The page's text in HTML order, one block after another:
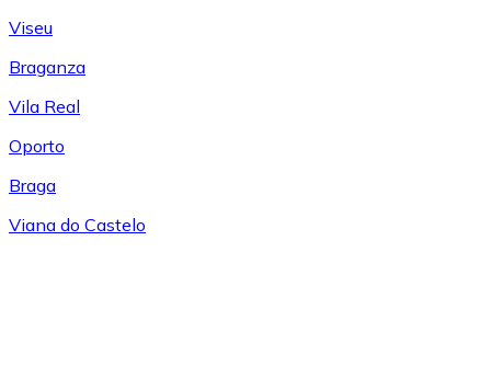
Viseu
Braganza
Vila Real
Oporto
Braga
Viana do Castelo